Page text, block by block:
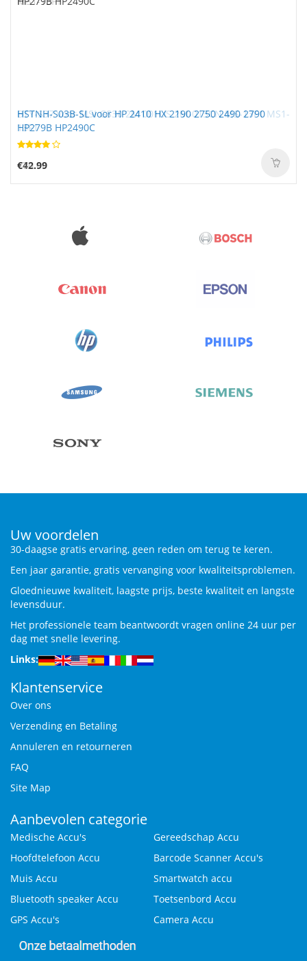
HSTNH-S03B-SL voor HP 2410 HX 2190 2750 2490 2790
HP279B HP2490C
€42.99
Uw voordelen
30-daagse gratis ervaring, geen reden om terug te keren.
Een jaar garantie, gratis vervanging voor kwaliteitsproblemen.
Gloednieuwe kwaliteit, laagste prijs, beste kwaliteit en langste
levensduur.
Het professionele team beantwoordt vragen online 24 uur per
dag met snelle levering.
Links:
Klantenservice
Over ons
Verzending en Betaling
Annuleren en retourneren
FAQ
Site Map
Aanbevolen categorie
Medische Accu's
Gereedschap Accu
Hoofdtelefoon Accu
Barcode Scanner Accu's
Muis Accu
Smartwatch accu
Bluetooth speaker Accu
Toetsenbord Accu
GPS Accu's
Camera Accu